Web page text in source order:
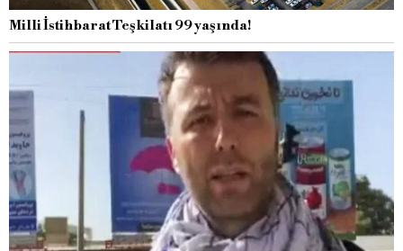
Milli İstihbarat Teşkilatı 99 yaşında!